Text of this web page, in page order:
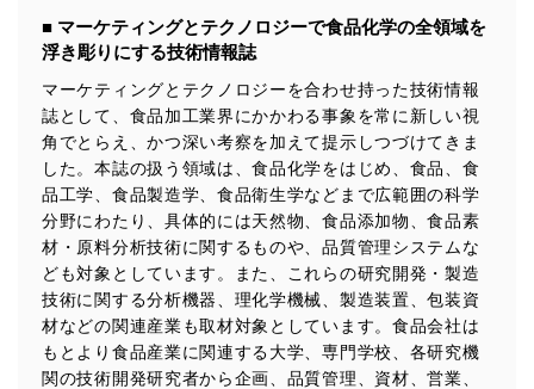
みを確実にするため、従業者等の教育を徹底してまいり
ます。また、目的外利用を行わないために、適切な管理
措置を講じます。
法令遵守
当社は、個人情報に関連する法令、国が定める指針及び
その他の規範を遵守します。また、当社の管理の仕組み
に、これらの法令及びその他の規範を常に適合させま
す。
個人情報の安全管理措置
当社は、個人情報の正確性及び安全性を確保するため
に、下記セキュリティ対策をはじめとする安全対策を実
施し、個人情報の漏えい、滅失またはき損の防止及び是
■ マーケティングとテクノロジーで食品化学の全領域を
浮き彫りにする技術情報誌
マーケティングとテクノロジーを合わせ持った技術情報
誌として、食品加工業界にかかわる事象を常に新しい視
角でとらえ、かつ深い考察を加えて提示しつづけてきま
した。本誌の扱う領域は、食品化学をはじめ、食品、食
品工学、食品製造学、食品衛生学などまで広範囲の科学
分野にわたり、具体的には天然物、食品添加物、食品素
材・原料分析技術に関するものや、品質管理システムな
ども対象としています。また、これらの研究開発・製造
技術に関する分析機器、理化学機械、製造装置、包装資
材などの関連産業も取材対象としています。食品会社は
もとより食品産業に関連する大学、専門学校、各研究機
関の技術開発研究者から企画、品質管理、資材、営業、